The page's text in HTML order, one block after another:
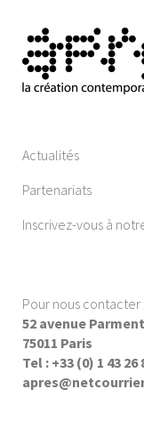
Actualités
Partenariats
Inscrivez-vous à
Pour nous contacter :
52 avenue
75011 Paris
Tel : +33 (0) 1 43 26